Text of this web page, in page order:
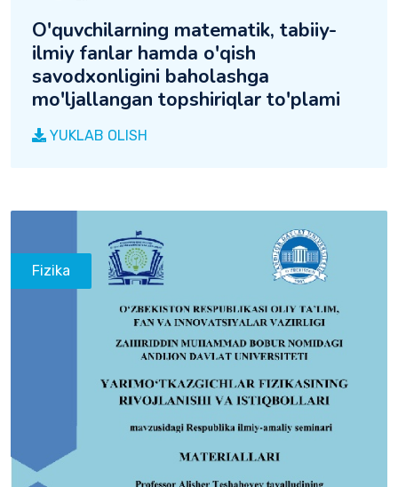
O'quvchilarning matematik, tabiiy-
ilmiy fanlar hamda o'qish
savodxonligini baholashga
mo'ljallangan topshiriqlar to'plami
YUKLAB OLISH
Fizika